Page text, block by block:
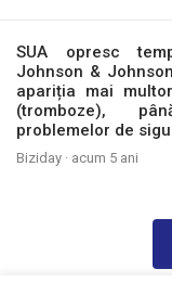
SUA opresc
Johnson &
apariția mai
(tromboze),
problemelor de
Biziday · acum 5 ani